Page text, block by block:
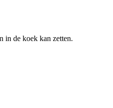
in de koek kan zetten.